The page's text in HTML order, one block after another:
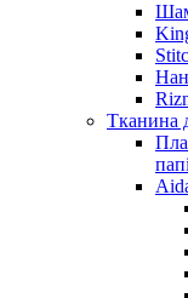
Тканина